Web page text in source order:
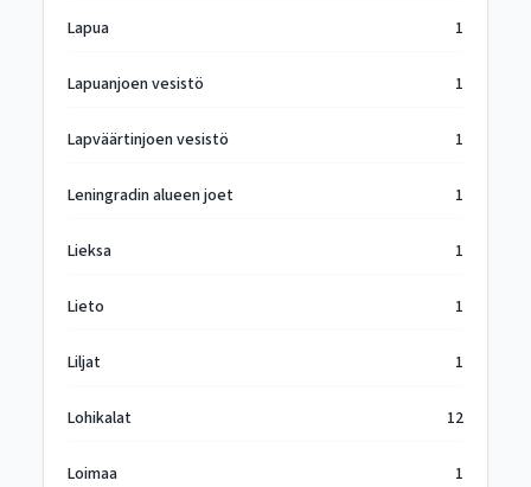
Lapua 1
Lapuanjoen vesistö 1
Lapväärtinjoen vesistö 1
Leningradin alueen joet 1
Lieksa 1
Lieto 1
Liljat 1
Lohikalat 12
Loimaa 1